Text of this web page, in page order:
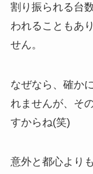
割り振られる台
われることもあ
せん。
なぜなら、確か
れませんが、そ
すからね(笑)
意外と都心より